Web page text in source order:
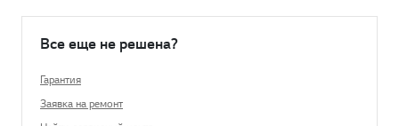
Все еще не решена?
Гарантия
Заявка на ремонт